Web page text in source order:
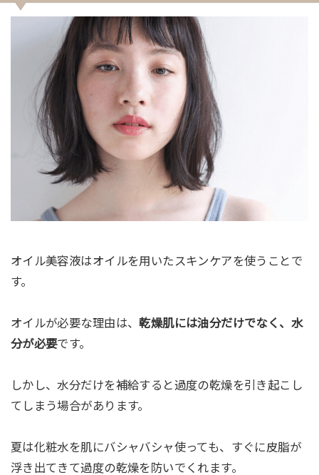
オイル美容液はオイルを用いたスキンケアを使うことで
す。
オイルが必要な理由は、乾燥肌には油分だけでなく、水
分が必要です。
しかし、水分だけを補給すると過度の乾燥を引き起こし
てしまう場合があります。
夏は化粧水を肌にバシャバシャ使っても、すぐに皮脂が
浮き出てきて過度の乾燥を防いでくれます。